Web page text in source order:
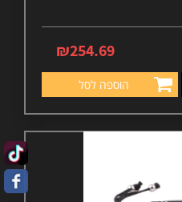
₪254.69
הוספה לסל